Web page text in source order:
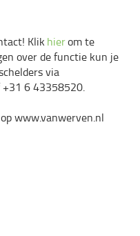
Klik hierom te
over de functie kun je
via
+31 6 43358520.
www.vanwerven.nl